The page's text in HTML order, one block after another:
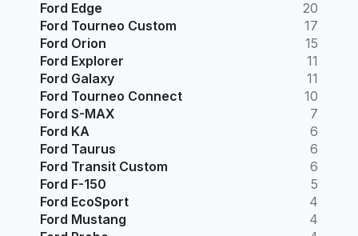
Ford Edge
20
Ford Tourneo Custom
17
Ford Orion
15
Ford Explorer
11
Ford Galaxy
11
Ford Tourneo Connect
10
Ford S-MAX
7
Ford KA
6
Ford Taurus
6
Ford Transit Custom
6
Ford F-150
5
Ford EcoSport
4
Ford Mustang
4